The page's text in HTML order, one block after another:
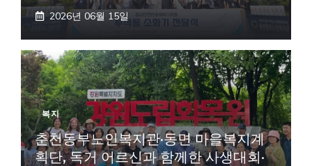
2026년 06월 15일
복지
춘천동부노인복지관·동면 마을복지계
획단, 독거 어르신과 함께한 사생대회·